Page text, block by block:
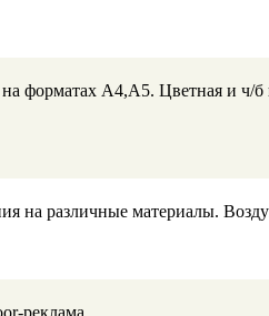
форматах А4,А5. Цветная и ч/
на различные материалы.
реклама